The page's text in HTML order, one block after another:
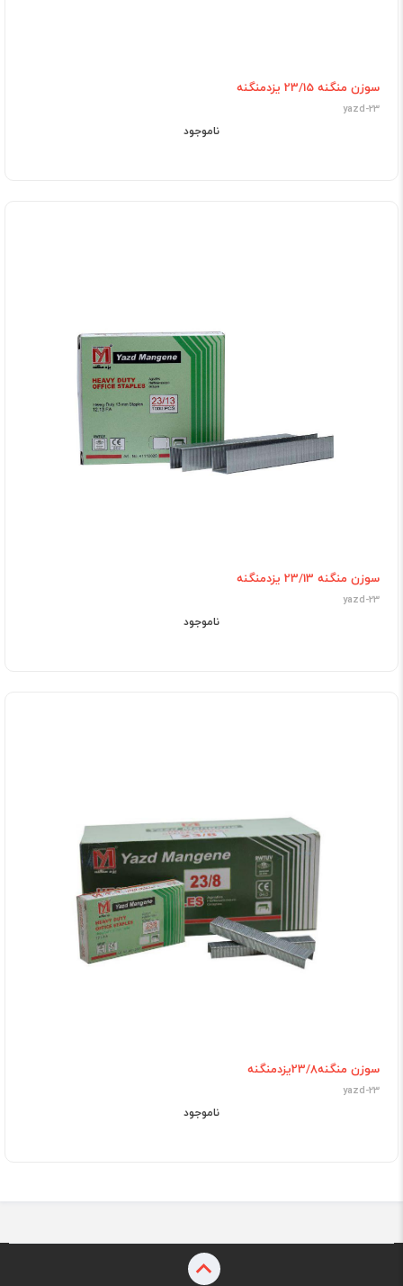
سوزن منگنه 23/15 یزدمنگنه
yazd-23
ناموجود
سوزن منگنه 23/13 یزدمنگنه
yazd-23
ناموجود
سوزن منگنه23/8یزدمنگنه
yazd-23
ناموجود